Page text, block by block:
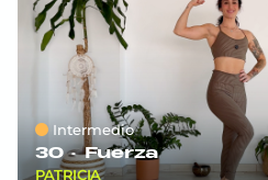
Intermedio
30 ·Fuerza
PATRICIA